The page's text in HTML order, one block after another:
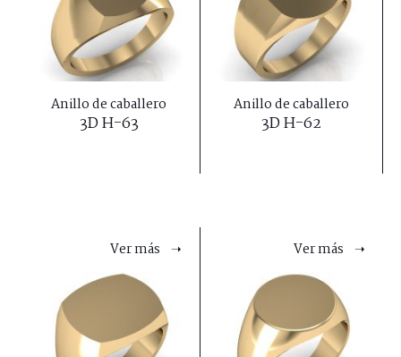
Anillo de caballero
3D H-63
Anillo de caballero
3D H-62
Ver más ➝ Ver más ➝